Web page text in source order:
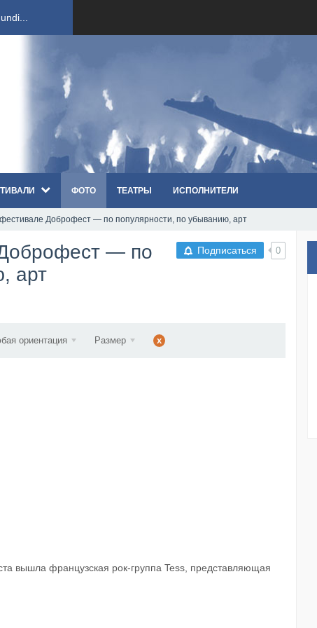
ко...
«Th...
«...
ФОТО ТЕАТРЫ ИСПОЛНИТЕЛИ
фестивале Доброфест — по популярности, по убыванию, арт
Подписаться 0
— по
арт
ориентация Размер x
вышла французская рок-группа Tess, представляющая